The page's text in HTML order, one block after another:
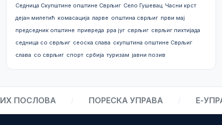
Седница Скупштине општине Сврљиг Село Гушевац Часни крст
дејан милетић комасација ларве општина сврљиг први мај
председник општине привреда рра југ сврљиг сврљиг пихтијада
седница со сврљиг сеоска слава скупштина општине Сврљиг
слава со сврљиг спорт србија туризам јавни позив
ПОСЛОВА ПОРЕСКА УПРАВА Е-